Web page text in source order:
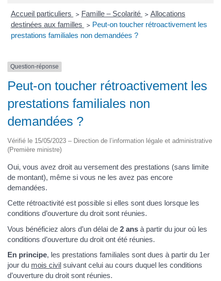
Accueil particuliers > Famille – Scolarité > Allocations
destinées aux familles > Peut-on toucher rétroactivement les
prestations familiales non demandées ?
Question-réponse
Peut-on toucher rétroactivement les
prestations familiales non
demandées ?
Vérifié le 15/05/2023 – Direction de l’information légale et administrative
(Première ministre)
Oui, vous avez droit au versement des prestations (sans limite
de montant), même si vous ne les avez pas encore
demandées.
Cette rétroactivité est possible si elles sont dues lorsque les
conditions d’ouverture du droit sont réunies.
Vous bénéficiez alors d’un délai de 2 ans à partir du jour où les
conditions d’ouverture du droit ont été réunies.
En principe, les prestations familiales sont dues à partir du 1er
jour du mois civil suivant celui au cours duquel les conditions
d’ouverture du droit sont réunies.